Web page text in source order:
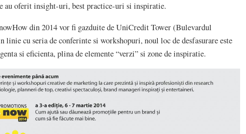
au oferit insight-uri, best practice-uri si inspiratie.
din 2014 vor fi gazduite de UniCredit Tower (Bulevardul
cu seria de conferinte si workshopuri, noul loc de desfasurare este
si eficienta, plina de elemente “verzi” si zone de inspiratie.